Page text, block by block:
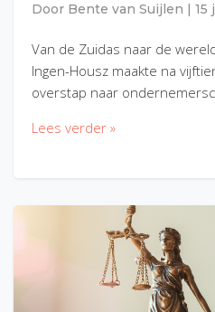
Door Bente van Suijlen 15
Van de Zuidas naar de
Ingen-Housz maakte na
overstap naar
Lees verder »